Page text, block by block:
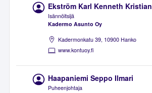
Ekström Karl Kenneth Kristian
Isännöitsijä
Kadermo Asunto Oy
Kadermonkatu 39, 10900 Hanko
www.kontuoy.fi
Haapaniemi Seppo Ilmari
Puheenjohtaja